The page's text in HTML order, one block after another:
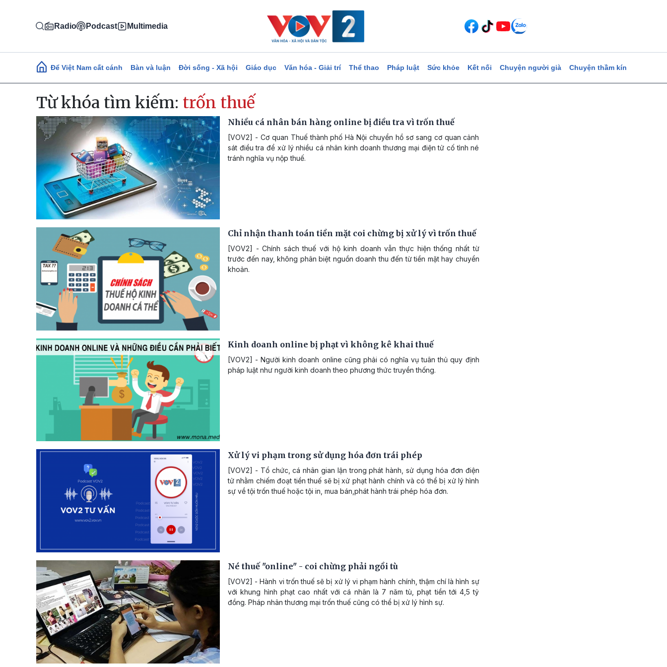
Radio Podcast Multimedia
Main navigation
Để Việt Nam cất cánh Bàn và luận Đời sống - Xã hội Giáo dục Văn hóa - Giải trí Thể thao Pháp luật Sức khỏe Kết nối Chuyện người già Chuyện thầm kín
Từ khóa tìm kiếm: trốn thuế
Nhiều cá nhân bán hàng online bị điều tra vì trốn thuế
[VOV2] - Cơ quan Thuế thành phố Hà Nội chuyển hồ sơ sang cơ quan cảnh
sát điều tra để xử lý nhiều cá nhân kinh doanh thương mại điện tử cố tình né
tránh nghĩa vụ nộp thuế.
Chỉ nhận thanh toán tiền mặt coi chừng bị xử lý vì trốn thuế
[VOV2] - Chính sách thuế với hộ kinh doanh vẫn thực hiện thống nhất từ
trước đến nay, không phân biệt nguồn doanh thu đến từ tiền mặt hay chuyển
khoản.
Kinh doanh online bị phạt vì không kê khai thuế
[VOV2] - Người kinh doanh online cũng phải có nghĩa vụ tuân thủ quy định
pháp luật như người kinh doanh theo phương thức truyền thống.
Xử lý vi phạm trong sử dụng hóa đơn trái phép
[VOV2] - Tổ chức, cá nhân gian lận trong phát hành, sử dụng hóa đơn điện
tử nhằm chiếm đoạt tiền thuế sẽ bị xử phạt hành chính và có thể bị xử lý hình
sự về tội trốn thuế hoặc tội in, mua bán,phát hành trái phép hóa đơn.
Né thuế "online" - coi chừng phải ngồi tù
[VOV2] - Hành vi trốn thuế sẽ bị xử lý vi phạm hành chính, thậm chí là hình sự
với khung hình phạt cao nhất với cá nhân là 7 năm tù, phạt tiền tới 4,5 tỷ
đồng. Pháp nhân thương mại trốn thuế cũng có thể bị xử lý hình sự.